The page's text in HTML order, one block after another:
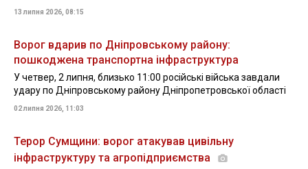
13 липня 2026, 08:15
Ворог вдарив по Дніпровському району:
пошкоджена транспортна інфраструктура
У четвер, 2 липня, близько 11:00 російські війська завдали
удару по Дніпровському району Дніпропетровської області
02 липня 2026, 11:03
Терор Сумщини: ворог атакував цивільну
інфраструктуру та агропідприємства